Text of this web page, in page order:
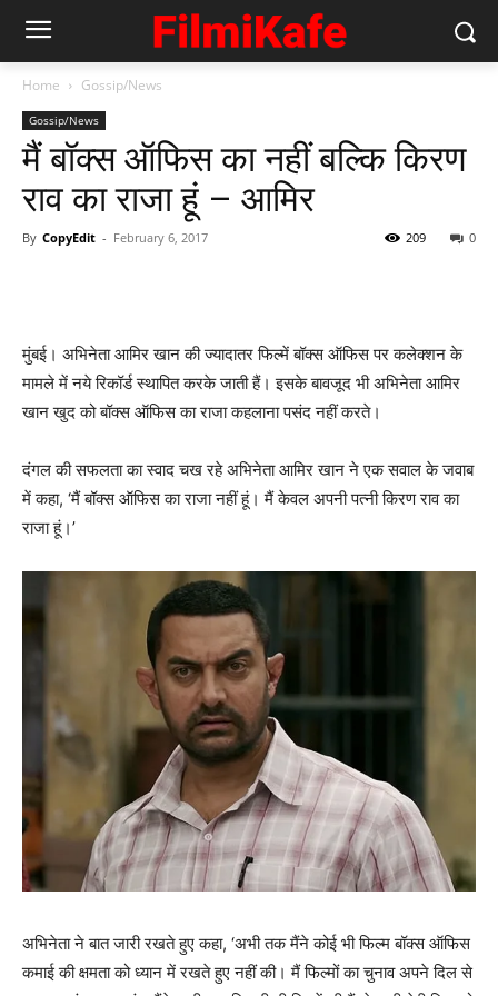
Home Gossip/News
Gossip/News
मैं बॉक्‍स ऑफिस का नहीं बल्‍कि किरण
राव का राजा हूं – आमिर
By CopyEdit - February 6, 2017 0
209
मुंबई। अभिनेता आमिर खान की ज्‍यादातर फिल्‍में बॉक्‍स ऑफिस पर कलेक्‍शन के
मामले में नये रिकॉर्ड स्‍थापित करके जाती हैं। इसके बावजूद भी अभिनेता आमिर
खान खुद को बॉक्‍स ऑफिस का राजा कहलाना पसंद नहीं करते।
दंगल की सफलता का स्‍वाद चख रहे अभिनेता आमिर खान ने एक सवाल के जवाब
में कहा, ‘मैं बॉक्स ऑफिस का राजा नहीं हूं। मैं केवल अपनी पत्नी किरण राव का
राजा हूं।’
अभिनेता ने बात जारी रखते हुए कहा, ‘अभी तक मैंने कोई भी फिल्‍म बॉक्‍स ऑफिस
कमाई की क्षमता को ध्‍यान में रखते हुए नहीं की। मैं फिल्मों का चुनाव अपने दिल से